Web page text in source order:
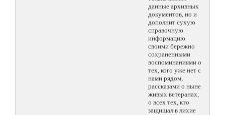
данные архивных
документов, но и
дополнит сухую
справочную
информацию
своими бережно
сохраненными
воспоминаниями о
тех, кого уже нет с
нами рядом,
рассказами о ныне
живых ветеранах,
о всех тех, кто
защищал в лихие